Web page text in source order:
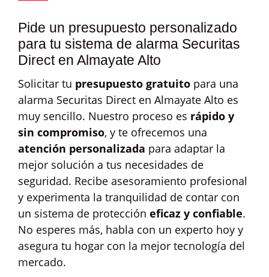
Pide un presupuesto personalizado
para tu sistema de alarma Securitas
Direct en Almayate Alto
Solicitar tu presupuesto gratuito para una
alarma Securitas Direct en Almayate Alto es
muy sencillo. Nuestro proceso es rápido y
sin compromiso, y te ofrecemos una
atención personalizada para adaptar la
mejor solución a tus necesidades de
seguridad. Recibe asesoramiento profesional
y experimenta la tranquilidad de contar con
un sistema de protección eficaz y confiable.
No esperes más, habla con un experto hoy y
asegura tu hogar con la mejor tecnología del
mercado.